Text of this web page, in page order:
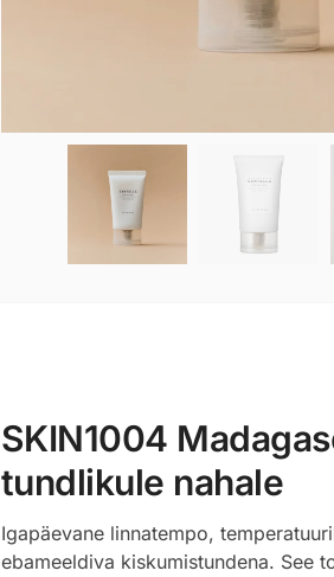
SKIN1004
tundlikule nahale
Igapäevane linnatempo,
ebameeldiva kiskumistundena. See